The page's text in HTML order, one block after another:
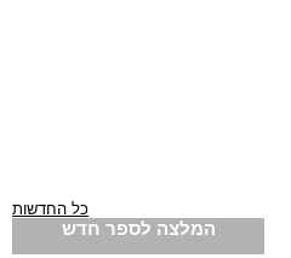
כל החדשות
המלצה לספר חדש